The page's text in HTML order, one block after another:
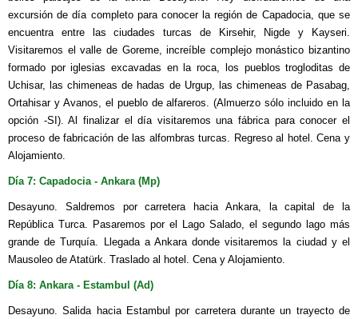
excursión de día completo para conocer la región de Capadocia, que se
encuentra entre las ciudades turcas de Kirsehir, Nigde y Kayseri.
Visitaremos el valle de Goreme, increíble complejo monástico bizantino
formado por iglesias excavadas en la roca, los pueblos trogloditas de
Uchisar, las chimeneas de hadas de Urgup, las chimeneas de Pasabag,
Ortahisar y Avanos, el pueblo de alfareros. (Almuerzo sólo incluido en la
opción -SI). Al finalizar el día visitaremos una fábrica para conocer el
proceso de fabricación de las alfombras turcas. Regreso al hotel. Cena y
Alojamiento.
Día 7: Capadocia - Ankara (Mp)
Desayuno. Saldremos por carretera hacia Ankara, la capital de la
República Turca. Pasaremos por el Lago Salado, el segundo lago más
grande de Turquía. Llegada a Ankara donde visitaremos la ciudad y el
Mausoleo de Atatürk. Traslado al hotel. Cena y Alojamiento.
Día 8: Ankara - Estambul (Ad)
Desayuno. Salida hacia Estambul por carretera durante un trayecto de